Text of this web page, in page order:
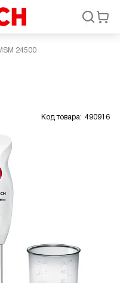
24500
Код товара: 490916